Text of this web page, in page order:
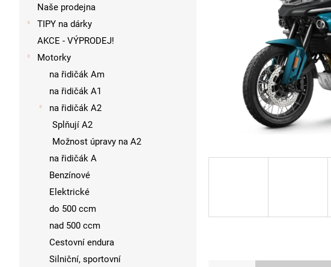
Naše prodejna
TIPY na dárky
AKCE - VÝPRODEJ!
Motorky
na řidičák Am
na řidičák A1
na řidičák A2
Splňují A2
Možnost úpravy na A2
na řidičák A
Benzínové
Elektrické
do 500 ccm
nad 500 ccm
Cestovní endura
Silniční, sportovní